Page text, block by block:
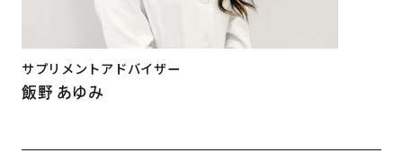
サプリメントアドバイザー
飯野 あゆみ